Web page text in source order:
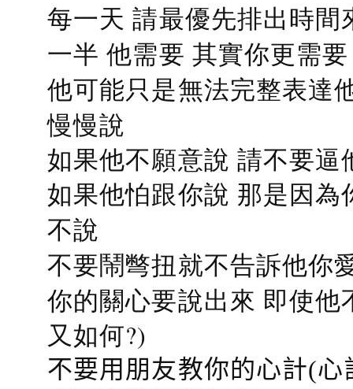
每一天 請最優先排出時
一半 他需要 其實你更需要
他可能只是無法完整表達
慢慢說
如果他不願意說 請不要逼
如果他怕跟你說 那是因
不說
不要鬧彆扭就不告訴他你
你的關心要說出來 即使
又如何?)
不要用朋友教你的心計(